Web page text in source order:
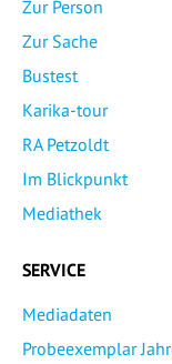
Zur Person
Zur Sache
Bustest
Karika-tour
RA Petzoldt
Im Blickpunkt
Mediathek
SERVICE
Mediadaten
Probeexemplar